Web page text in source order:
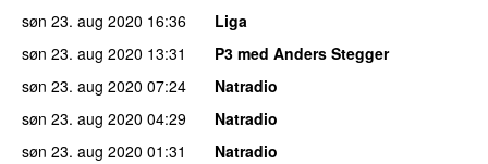
søn 23. aug 2020 16:36
Liga
søn 23. aug 2020 13:31
P3 med Anders Stegger
søn 23. aug 2020 07:24
Natradio
søn 23. aug 2020 04:29
Natradio
søn 23. aug 2020 01:31
Natradio